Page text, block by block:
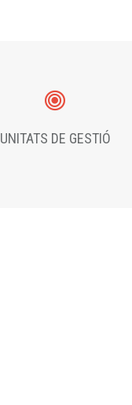
UNITATS DE GESTIÓ